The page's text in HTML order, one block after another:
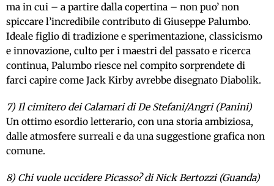
ma in cui – a partire dalla copertina – non puo’ non
spiccare l’incredibile contributo di Giuseppe Palumbo.
Ideale figlio di tradizione e sperimentazione, classicismo
e innovazione, culto per i maestri del passato e ricerca
continua, Palumbo riesce nel compito sorprendete di
farci capire come Jack Kirby avrebbe disegnato Diabolik.
7) Il cimitero dei Calamari di De Stefani/Angri (Panini)
Un ottimo esordio letterario, con una storia ambiziosa,
dalle atmosfere surreali e da una suggestione grafica non
comune.
8) Chi vuole uccidere Picasso? di Nick Bertozzi (Guanda)